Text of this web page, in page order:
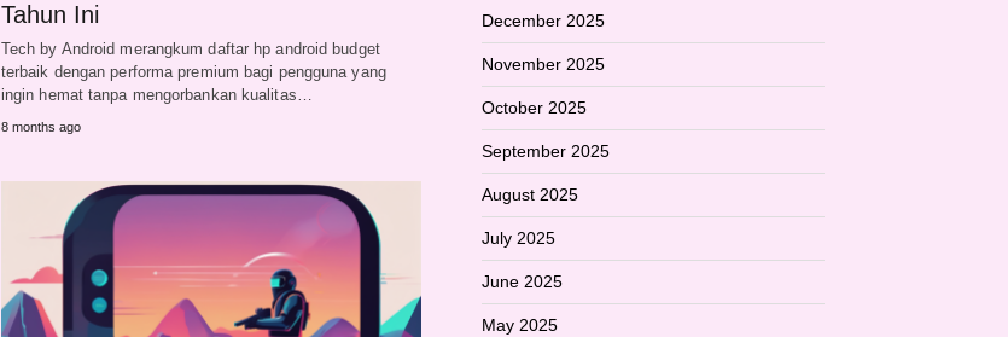
Tahun Ini
Tech by Android merangkum daftar hp android budget
terbaik dengan performa premium bagi pengguna yang
ingin hemat tanpa mengorbankan kualitas…
8 months ago
December 2025
November 2025
October 2025
September 2025
August 2025
July 2025
June 2025
May 2025